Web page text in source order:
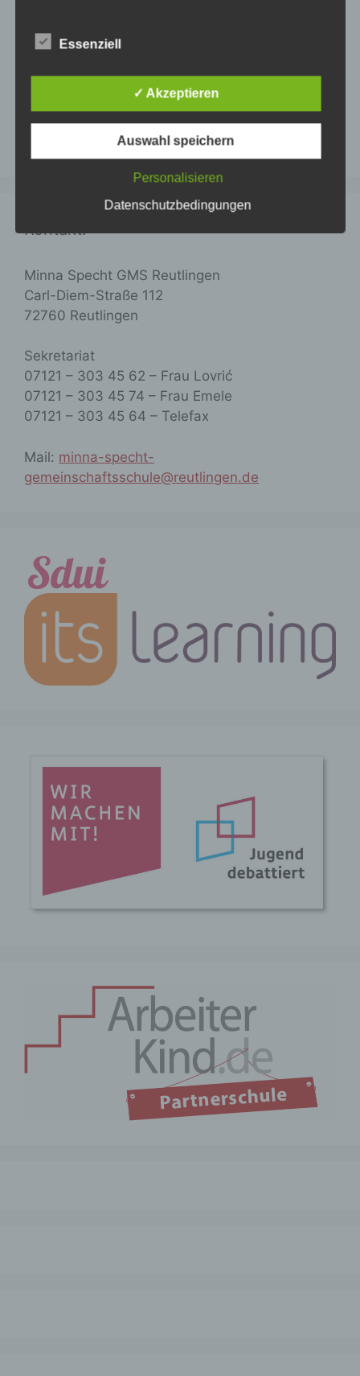
https://minnaspechtgms.freshdesk.com/support/home
Kontakt:
Minna Specht GMS Reutlingen
Carl-Diem-Straße 112
72760 Reutlingen
Sekretariat
07121 – 303 45 62 – Frau Lovrić
07121 – 303 45 74 – Frau Emele
07121 – 303 45 64 – Telefax
Mail: minna-specht-
gemeinschaftsschule@reutlingen.de
b) betroffene Person
Betroffene Person ist jede identifizierte
oder identifizierbare natürliche Person,
deren personenbezogene Daten von dem
für die Verarbeitung Verantwortlichen
verarbeitet werden.
c) Verarbeitung
Vorgang oder jede solche Vorgangsreihe
im Zusammenhang mit
personenbezogenen Daten wie das
Anpassung oder Veränderung, das
Auslesen, das Abfragen, die
Verwendung, die Offenlegung durch
Übermittlung, Verbreitung oder eine
andere Form der Bereitstellung, den
Einschränkung, das Löschen oder die
Vernichtung.
Einschränkung der Verarbeitung ist die
Markierung gespeicherter
ihre künftige Verarbeitung
einzuschränken.
die darin besteht, dass diese
werden, um bestimmte persönliche
Aspekte, die sich auf eine natürliche
Person beziehen, zu bewerten,
insbesondere, um Aspekte bezüglich
Arbeitsleistung, wirtschaftlicher Lage,
Gesundheit, persönlicher Vorlieben,
Interessen, Zuverlässigkeit, Verhalten,
Aufenthaltsort oder Ortswechsel dieser
f) Pseudonymisierung
Pseudonymisierung ist die Verarbeitung
personenbezogener Daten in einer
Weise, auf welche die
personenbezogenen Daten ohne
Hinzuziehung zusätzlicher Informationen
nicht mehr einer spezifischen betroffenen
Essenziell
✓ Akzeptieren
Auswahl speichern
Personalisieren
Datenschutzbedingungen